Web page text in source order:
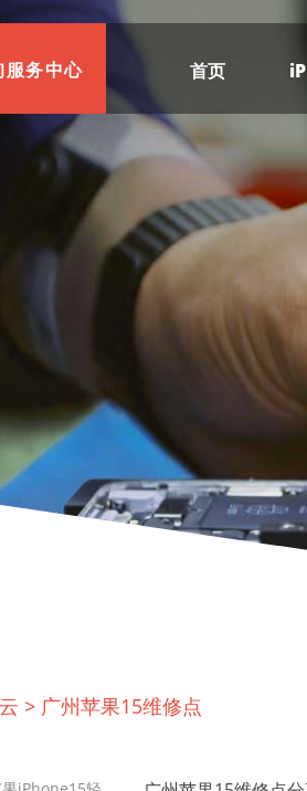
服务中心 首页
> 广州苹果15维修点